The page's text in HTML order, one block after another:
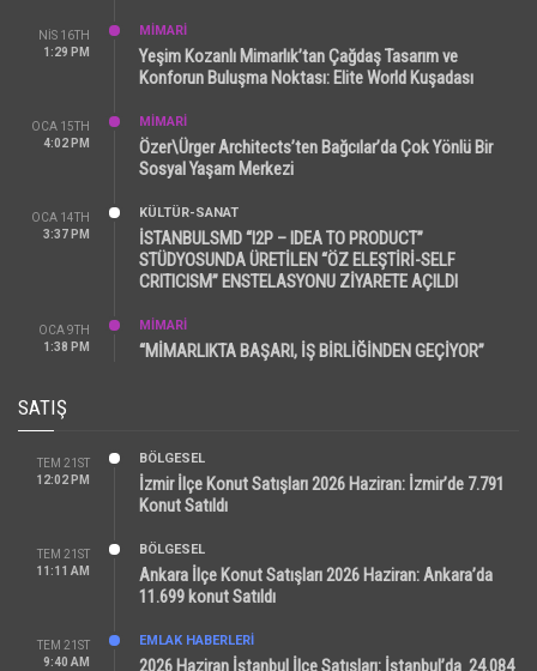
NIS 16TH
1:29 PM
MİMARİ
Yeşim Kozanlı Mimarlık’tan Çağdaş Tasarım ve
Konforun Buluşma Noktası: Elite World Kuşadası
OCA 15TH
4:02 PM
MİMARİ
Özer\Ürger Architects’ten Bağcılar’da Çok Yönlü Bir
Sosyal Yaşam Merkezi
OCA 14TH
3:37 PM
KÜLTÜR-SANAT
İSTANBULSMD “I2P – IDEA TO PRODUCT”
STÜDYOSUNDA ÜRETİLEN “ÖZ ELEŞTİRİ-SELF
CRITICISM” ENSTELASYONU ZİYARETE AÇILDI
OCA 9TH
1:38 PM
MİMARİ
“MİMARLIKTA BAŞARI, İŞ BİRLİĞİNDEN GEÇİYOR”
SATIŞ
TEM 21ST
12:02 PM
BÖLGESEL
İzmir İlçe Konut Satışları 2026 Haziran: İzmir’de 7.791
Konut Satıldı
TEM 21ST
11:11 AM
BÖLGESEL
Ankara İlçe Konut Satışları 2026 Haziran: Ankara’da
11.699 konut Satıldı
TEM 21ST
9:40 AM
EMLAK HABERLERI